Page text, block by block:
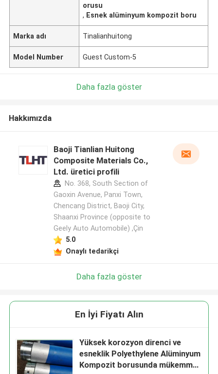
orusu
, Esnek alüminyum kompozit boru
Marka adı Tinalianhuitong
Model Number Guest Custom-5
Daha fazla göster
Hakkımızda
Baoji Tianlian Huitong
Composite Materials Co.,
Ltd. üretici profili
No. 368, South Section of
Gaoxin Avenue, Panxi Town,
Chencang District, Baoji City,
Shaanxi Province (opposite to
Geely Auto Automobile) ,Çin
5.0
Onaylı tedarikçi
Daha fazla göster
En İyi Fiyatı Alın
Yüksek korozyon direnci ve
esneklik Polyethylene Alüminyum
Kompozit borusunda mükemmel